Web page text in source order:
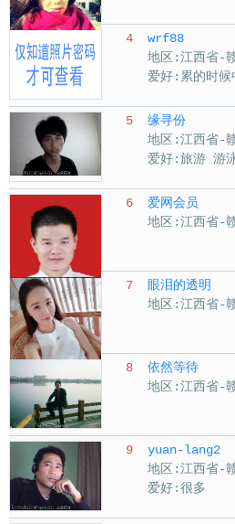
4 wrf88
地区:江西省-
爱好:累的时候
5 缘寻份
地区:江西省-
爱好:旅游 游
6 爱网会员
地区:江西省-
7 眼泪的透明
地区:江西省-
8 依然等待
地区:江西省-
9 yuan-lang2
地区:江西省-
爱好:很多